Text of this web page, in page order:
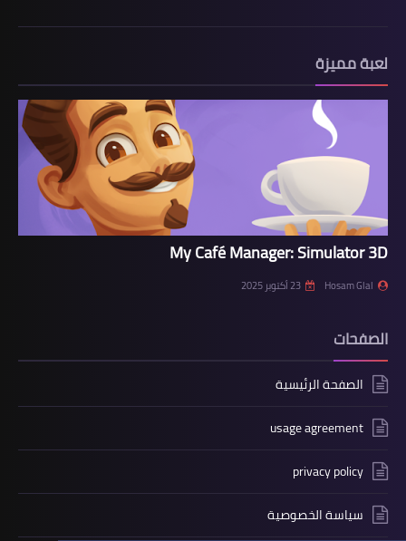
لعبة مميزة
My Café Manager: Simulator 3D
Hosam Glal 23 أكتوبر 2025
الصفحات
الصفحة الرئيسية
usage agreement
privacy policy
سياسة الخصوصية